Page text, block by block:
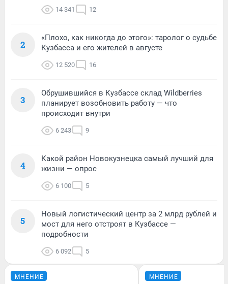
14 341 12
2
«Плохо, как никогда до этого»: таролог о судьбе
Кузбасса и его жителей в августе
12 520 16
3
Обрушившийся в Кузбассе склад Wildberries
планирует возобновить работу — что
происходит внутри
6 243 9
4
Какой район Новокузнецка самый лучший для
жизни — опрос
6 100 5
5
Новый логистический центр за 2 млрд рублей и
мост для него отстроят в Кузбассе —
подробности
6 092 5
МНЕНИЕ МНЕНИЕ